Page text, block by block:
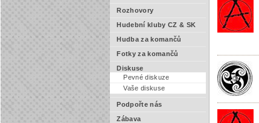
Rozhovory
Hudební kluby CZ & SK
Hudba za komančů
Fotky za komančů
Diskuse
Pevné diskuze
Vaše diskuse
Podpořte nás
Zábava